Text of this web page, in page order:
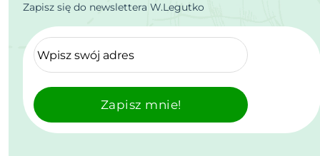
Zapisz się do newslettera W.Legutko
Zapisz mnie!